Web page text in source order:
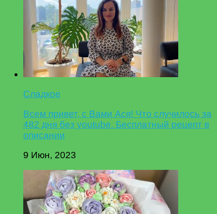
Сладкое
Всем привет, с Вами Ася! Что случилось за
482 дня без youtube. Бесплатный рецепт в
описании
9 Июн, 2023